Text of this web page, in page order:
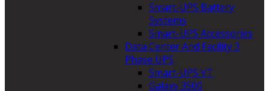
Smart-UPS Battery
Systems
Smart-UPS Accessories
Data Center And Facility 3
Phase UPS
Smart-UPS VT
Galaxy 3500